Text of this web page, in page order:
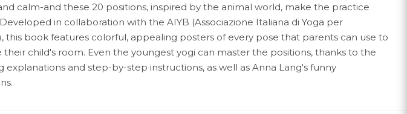
calm-and these 20 positions, inspired by the animal world, make the practice
in collaboration with the AIYB (Associazione Italiana di Yoga per
this book features colorful, appealing posters of every pose that parents can use to
their child's room. Even the youngest yogi can master the positions, thanks to the
explanations and step-by-step instructions, as well as Anna Lang's funny